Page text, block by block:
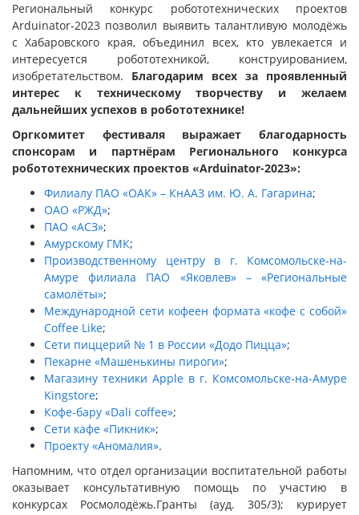
Региональный конкурс робототехнических проектов
Arduinator-2023 позволил выявить талантливую молодёжь
с Хабаровского края, объединил всех, кто увлекается и
интересуется робототехникой, конструированием,
изобретательством. Благодарим всех за проявленный
интерес к техническому творчеству и желаем
дальнейших успехов в робототехнике!
Оргкомитет фестиваля выражает благодарность
спонсорам и партнёрам Регионального конкурса
робототехнических проектов «Arduinator-2023»:
Филиалу ПАО «ОАК» – КнААЗ им. Ю. А. Гагарина;
ОАО «РЖД»;
ПАО «АСЗ»;
Амурскому ГМК;
Производственному центру в г. Комсомольске-на-
Амуре филиала ПАО «Яковлев» – «Региональные
самолёты»;
Международной сети кофеен формата «кофе с собой»
Coffee Like;
Сети пиццерий № 1 в России «Додо Пицца»;
Пекарне «Машенькины пироги»;
Магазину техники Apple в г. Комсомольске-на-Амуре
Kingstore;
Кофе-бару «Dali coffee»;
Сети кафе «Пикник»;
Проекту «Аномалия».
Напомним, что отдел организации воспитательной работы
оказывает консультативную помощь по участию в
конкурсах Росмолодёжь.Гранты (ауд. 305/3); курирует